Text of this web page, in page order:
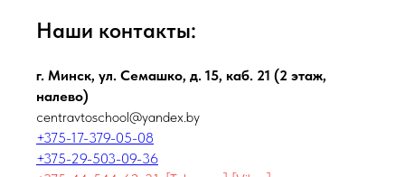
Наши контакты:
г. Минск, ул. Семашко, д. 15, каб. 21 (2 этаж,
налево)
centravtoschool@yandex.by
+375-17-379-05-08
+375-29-503-09-36